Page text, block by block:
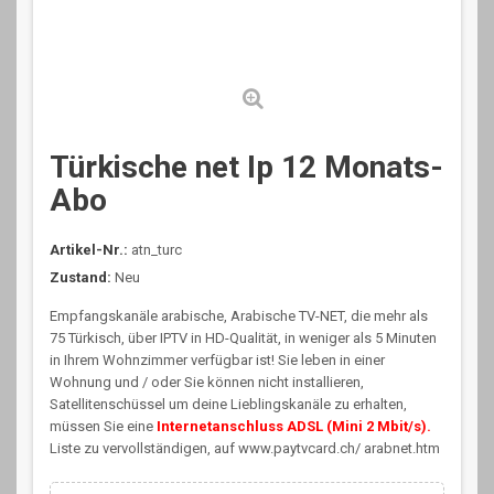
Türkische net Ip 12 Monats-
Abo
Artikel-Nr.: atn_turc
Zustand: Neu
Empfangskanäle arabische, Arabische TV-NET, die mehr als
75 Türkisch, über IPTV in HD-Qualität, in weniger als 5 Minuten
in Ihrem Wohnzimmer verfügbar ist! Sie leben in einer
Wohnung und / oder Sie können nicht installieren,
Satellitenschüssel um deine Lieblingskanäle zu erhalten,
müssen Sie eine Internetanschluss ADSL (Mini 2 Mbit/s).
Liste zu vervollständigen, auf www.paytvcard.ch/ arabnet.htm